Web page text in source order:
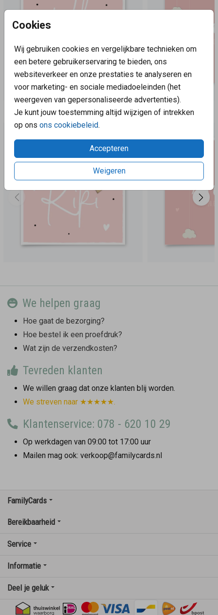
Cookies
Wij gebruiken cookies en vergelijkbare technieken om
een betere gebruikerservaring te bieden, ons
websiteverkeer en onze prestaties te analyseren en
voor marketing- en sociale mediadoeleinden (het
weergeven van gepersonaliseerde advertenties).
Je kunt jouw toestemming altijd wijzigen of intrekken
op ons ons cookiebeleid.
Accepteren
Weigeren
Aanbevolen
We helpen graag
Hoe gaat de bezorging?
Hoe bestel ik een proefdruk?
Wat zijn de verzendkosten?
Tevreden klanten
We willen graag dat onze klanten blij worden.
We streven naar ★★★★★.
Klantenservice: 078 - 620 10 29
Op werkdagen van 09:00 tot 17:00 uur
Mailen mag ook: verkoop@familycards.nl
FamilyCards
Bereikbaarheid
Service
Informatie
Deel je geluk